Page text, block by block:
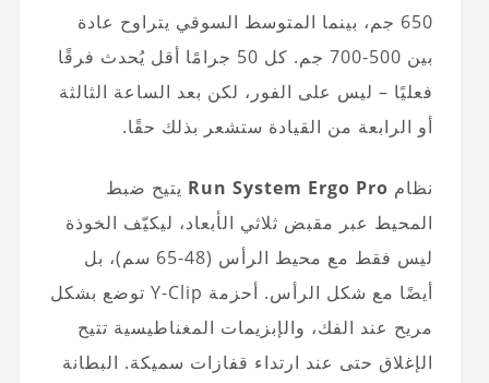
650 جم، بينما المتوسط ​​السوقي يتراوح عادة
بين 500-700 جم. كل 50 جرامًا أقل يُحدث فرقًا
فعليًا – ليس على الفور، لكن بعد الساعة الثالثة
أو الرابعة من القيادة ستشعر بذلك حقًا.
نظام Run System Ergo Pro يتيح ضبط
المحيط عبر مقبض ثلاثي الأبعاد، ليكيّف الخوذة
ليس فقط مع محيط الرأس (48-65 سم)، بل
أيضًا مع شكل الرأس. أحزمة Y-Clip توضع بشكل
مريح عند الفك، والإبزيمات المغناطيسية تتيح
الإغلاق حتى عند ارتداء قفازات سميكة. البطانة